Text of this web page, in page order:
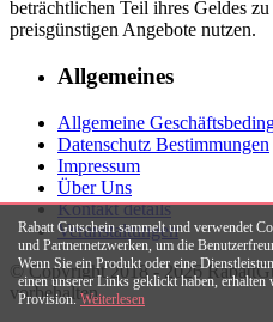
beträchtlichen Teil ihres Geldes
preisgünstigen Angebote nutzen.
Allgemeines
Allgemeine
Datenschutz Bestimmungen
Impressum
Über Uns
Kontakt details
Veranstaltungen
© Copyright 2018 - 2026
vorbehalten.
Rabatt Gutschein sammelt und verwendet
und Partnernetzwerken, um die
Wenn Sie ein Produkt oder eine
einen unserer Links geklickt haben,
Provision.Weiterlesen